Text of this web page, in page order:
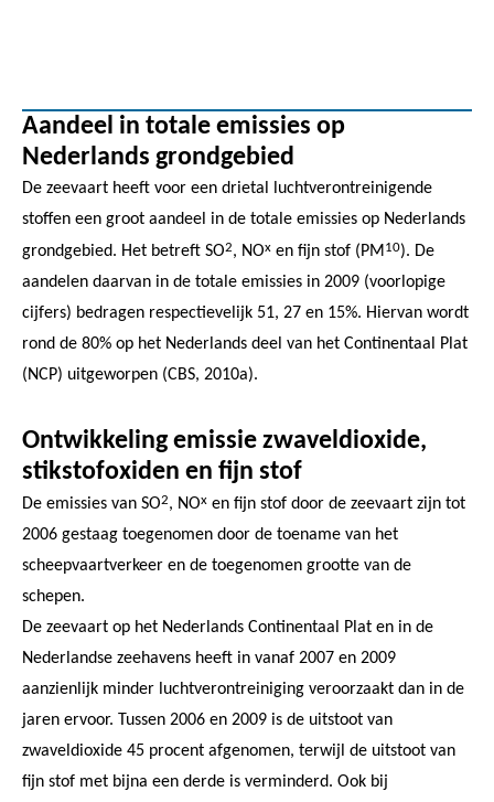
Aandeel in totale emissies op
Nederlands grondgebied
De zeevaart heeft voor een drietal luchtverontreinigende
stoffen een groot aandeel in de totale emissies op Nederlands
grondgebied. Het betreft SO2, NOx en fijn stof (PM 10). De
aandelen daarvan in de totale emissies in 2009 (voorlopige
cijfers) bedragen respectievelijk 51, 27 en 15%. Hiervan wordt
rond de 80% op het Nederlands deel van het Continentaal Plat
(NCP) uitgeworpen (CBS, 2010a).
Ontwikkeling emissie zwaveldioxide,
stikstofoxiden en fijn stof
De emissies van SO2, NOx en fijn stof door de zeevaart zijn tot
2006 gestaag toegenomen door de toename van het
scheepvaartverkeer en de toegenomen grootte van de
schepen.
De zeevaart op het Nederlands Continentaal Plat en in de
Nederlandse zeehavens heeft in vanaf 2007 en 2009
aanzienlijk minder luchtverontreiniging veroorzaakt dan in de
jaren ervoor. Tussen 2006 en 2009 is de uitstoot van
zwaveldioxide 45 procent afgenomen, terwijl de uitstoot van
fijn stof met bijna een derde is verminderd. Ook bij